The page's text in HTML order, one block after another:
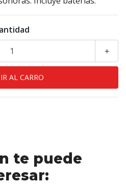
+
te puede